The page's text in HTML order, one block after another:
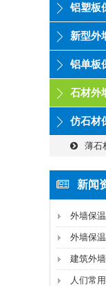
铝塑板
新型外
铝单板
石材外
仿石材
薄石
新闻
外墙保
外墙保
建筑外
人们常